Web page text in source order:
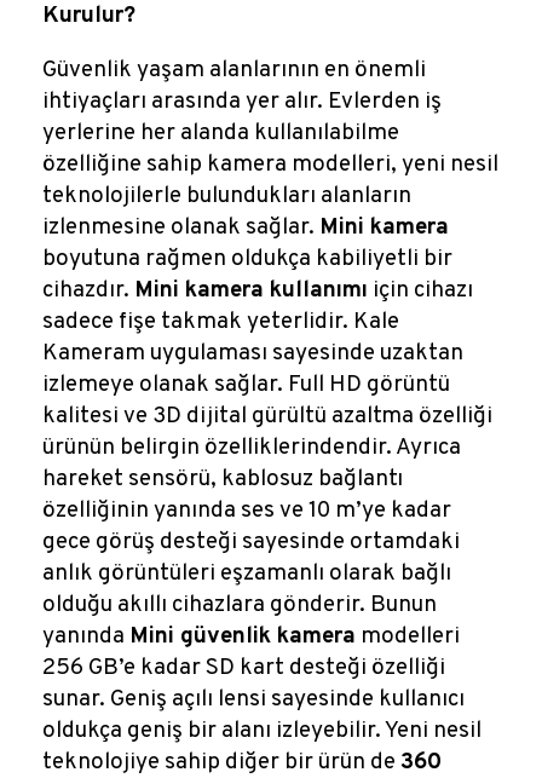
Blog
Kurulur?
Güvenlik yaşam alanlarının en önemli
ihtiyaçları arasında yer alır. Evlerden iş
yerlerine her alanda kullanılabilme
özelliğine sahip kamera modelleri, yeni nesil
teknolojilerle bulundukları alanların
izlenmesine olanak sağlar. Mini kamera
boyutuna rağmen oldukça kabiliyetli bir
cihazdır. Mini kamera kullanımı için cihazı
sadece fişe takmak yeterlidir. Kale
Kameram uygulaması sayesinde uzaktan
izlemeye olanak sağlar. Full HD görüntü
kalitesi ve 3D dijital gürültü azaltma özelliği
ürünün belirgin özelliklerindendir. Ayrıca
hareket sensörü, kablosuz bağlantı
özelliğinin yanında ses ve 10 m’ye kadar
gece görüş desteği sayesinde ortamdaki
anlık görüntüleri eşzamanlı olarak bağlı
olduğu akıllı cihazlara gönderir. Bunun
yanında Mini güvenlik kamera modelleri
256 GB’e kadar SD kart desteği özelliği
sunar. Geniş açılı lensi sayesinde kullanıcı
oldukça geniş bir alanı izleyebilir. Yeni nesil
teknolojiye sahip diğer bir ürün de 360